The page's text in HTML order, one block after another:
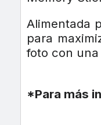
Alimentada
para
foto con una
*Para más